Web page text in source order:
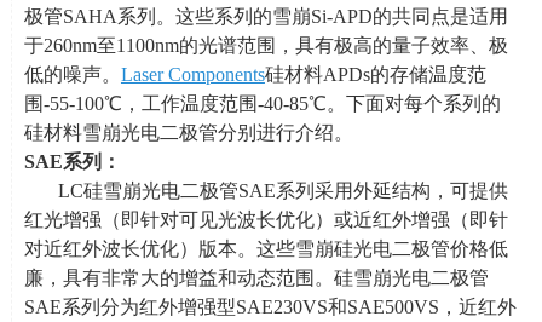
极管SAHA系列。这些系列的雪崩Si-APD的共同点是适用
于260nm至1100nm的光谱范围，具有极高的量子效率、极
低的噪声。 Laser Components硅材料APDs的存储温度范
围-55-100℃，工作温度范围-40-85℃。下面对每个系列的
硅材料雪崩光电二极管分别进行介绍。
SAE系列：
LC硅雪崩光电二极管SAE系列采用外延结构，可提供
红光增强（即针对可见光波长优化）或近红外增强（即针
对近红外波长优化）版本。这些雪崩硅光电二极管价格低
廉，具有非常大的增益和动态范围。硅雪崩光电二极管
SAE系列分为红外增强型SAE230VS和SAE500VS ，近红外